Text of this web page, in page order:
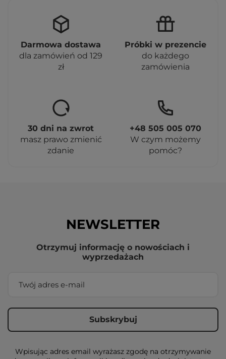
Darmowa dostawa
dla zamówień od 129
zł
Próbki w prezencie
do każdego
zamówienia
30 dni na zwrot
masz prawo zmienić
zdanie
+48 505 005 070
W czym możemy
pomóc?
NEWSLETTER
Otrzymuj informację o nowościach i
wyprzedażach
Wpisując adres email wyrażasz zgodę na otrzymywanie